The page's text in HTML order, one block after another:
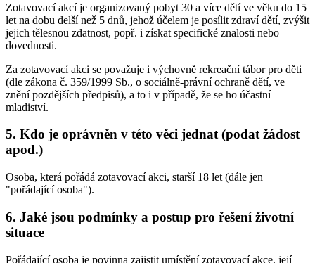
Zotavovací akcí je organizovaný pobyt 30 a více dětí ve věku do 15
let na dobu delší než 5 dnů, jehož účelem je posílit zdraví dětí, zvýšit
jejich tělesnou zdatnost, popř. i získat specifické znalosti nebo
dovednosti.
Za zotavovací akci se považuje i výchovně rekreační tábor pro děti
(dle zákona č. 359/1999 Sb., o sociálně-právní ochraně dětí, ve
znění pozdějších předpisů), a to i v případě, že se ho účastní
mladiství.
5. Kdo je oprávněn v této věci jednat (podat žádost
apod.)
Osoba, která pořádá zotavovací akci, starší 18 let (dále jen
"pořádající osoba").
6. Jaké jsou podmínky a postup pro řešení životní
situace
Pořádající osoba je povinna zajistit umístění zotavovací akce, její